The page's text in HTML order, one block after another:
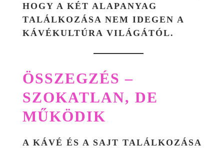
HOGY A KÉT ALAPANYAG
TALÁLKOZÁSA NEM IDEGEN A
KÁVÉKULTÚRA VILÁGÁTÓL.
ÖSSZEGZÉS –
SZOKATLAN, DE
MŰKÖDIK
A KÁVÉ ÉS A SAJT TALÁLKOZÁSA